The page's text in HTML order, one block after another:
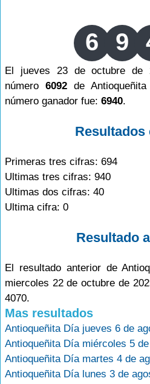
6 9
El jueves 23 de octubre de
número 6092de
número ganador fue: 6940.
Resultados
Primeras tres cifras: 694
Ultimas tres cifras: 940
Ultimas dos cifras: 40
Ultima cifra: 0
Resultado
El resultado anterior de
miercoles 22 de octubre de
4070.
Mas resultados
Antioqueñita Día jueves 6 de
Antioqueñita Día miércoles 5
Antioqueñita Día martes 4 de
Antioqueñita Día lunes 3 de